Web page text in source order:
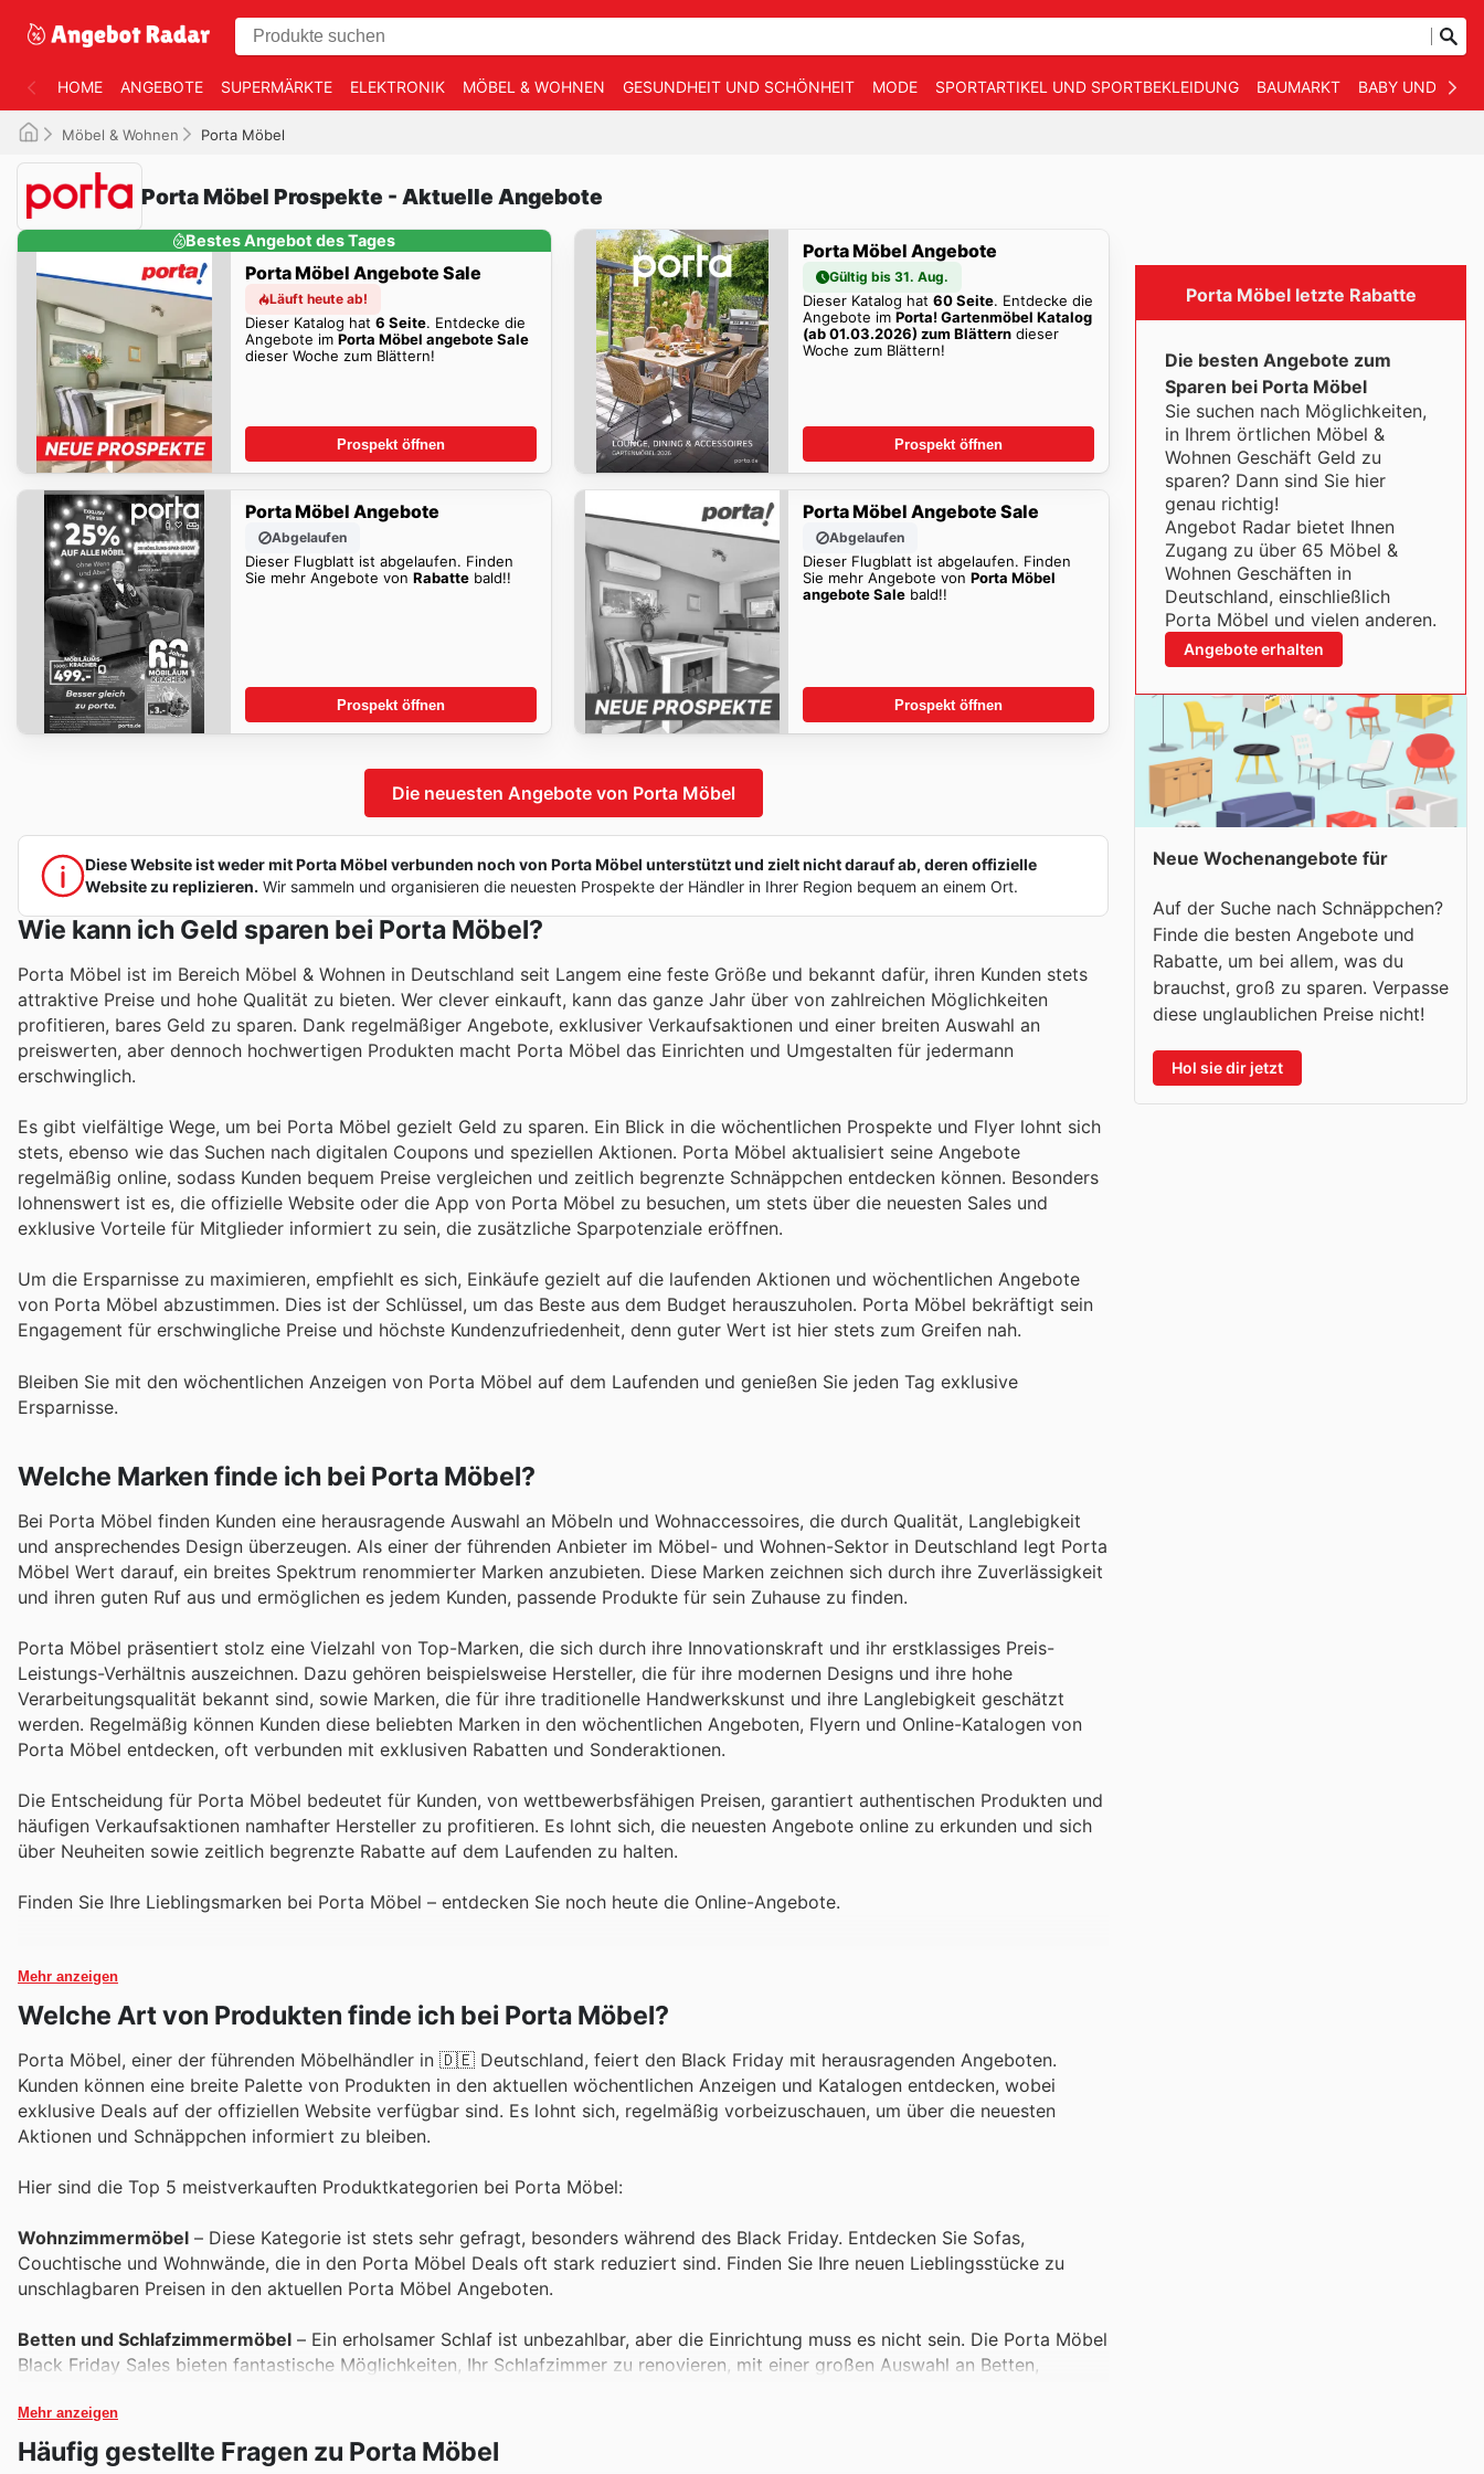
HOME ANGEBOTE SUPERMÄRKTE ELEKTRONIK MÖBEL & WOHNEN GESUNDHEIT UND SCHÖNHEIT MODE SPORTARTIKEL UND SPORTBEKLEIDUNG BAUMARKT BABY UND KIND
Möbel & Wohnen Porta Möbel
Porta Möbel Prospekte - Aktuelle Angebote
Bestes Angebot des Tages
Porta Möbel Angebote Sale
Läuft heute ab!
Dieser Katalog hat 6 Seite. Entdecke die
Angebote im Porta Möbel angebote Sale
dieser Woche zum Blättern!
Prospekt öffnen
Porta Möbel Angebote
Gültig bis 31. Aug.
Dieser Katalog hat60 Seite. Entdecke die
Angebote imPorta! Gartenmöbel Katalog
(ab 01.03.2026) zum Blättern dieser
Woche zum Blättern!
Prospekt öffnen
Porta Möbel Angebote
Abgelaufen
Dieser Flugblatt ist abgelaufen. Finden
Sie mehr Angebote von Rabattebald!!
Prospekt öffnen
Porta Möbel Angebote Sale
Abgelaufen
Dieser Flugblatt ist abgelaufen. Finden
Sie mehr Angebote vonPorta Möbel
angebote Sale bald!!
Prospekt öffnen
Die neuesten Angebote von Porta Möbel
Diese Website ist weder mit Porta Möbel verbunden noch von Porta Möbel unterstützt und zielt nicht darauf ab, deren offizielle
Website zu replizieren. Wir sammeln und organisieren die neuesten Prospekte der Händler in Ihrer Region bequem an einem Ort.
Wie kann ich Geld sparen bei Porta Möbel?
Porta Möbel ist im Bereich Möbel & Wohnen in Deutschland seit Langem eine feste Größe und bekannt dafür, ihren Kunden stets
attraktive Preise und hohe Qualität zu bieten. Wer clever einkauft, kann das ganze Jahr über von zahlreichen Möglichkeiten
profitieren, bares Geld zu sparen. Dank regelmäßiger Angebote, exklusiver Verkaufsaktionen und einer breiten Auswahl an
preiswerten, aber dennoch hochwertigen Produkten macht Porta Möbel das Einrichten und Umgestalten für jedermann
erschwinglich.
Es gibt vielfältige Wege, um bei Porta Möbel gezielt Geld zu sparen. Ein Blick in die wöchentlichen Prospekte und Flyer lohnt sich
stets, ebenso wie das Suchen nach digitalen Coupons und speziellen Aktionen. Porta Möbel aktualisiert seine Angebote
regelmäßig online, sodass Kunden bequem Preise vergleichen und zeitlich begrenzte Schnäppchen entdecken können. Besonders
lohnenswert ist es, die offizielle Website oder die App von Porta Möbel zu besuchen, um stets über die neuesten Sales und
exklusive Vorteile für Mitglieder informiert zu sein, die zusätzliche Sparpotenziale eröffnen.
Um die Ersparnisse zu maximieren, empfiehlt es sich, Einkäufe gezielt auf die laufenden Aktionen und wöchentlichen Angebote
von Porta Möbel abzustimmen. Dies ist der Schlüssel, um das Beste aus dem Budget herauszuholen. Porta Möbel bekräftigt sein
Engagement für erschwingliche Preise und höchste Kundenzufriedenheit, denn guter Wert ist hier stets zum Greifen nah.
Bleiben Sie mit den wöchentlichen Anzeigen von Porta Möbel auf dem Laufenden und genießen Sie jeden Tag exklusive
Ersparnisse.
Welche Marken finde ich bei Porta Möbel?
Bei Porta Möbel finden Kunden eine herausragende Auswahl an Möbeln und Wohnaccessoires, die durch Qualität, Langlebigkeit
und ansprechendes Design überzeugen. Als einer der führenden Anbieter im Möbel- und Wohnen-Sektor in Deutschland legt Porta
Möbel Wert darauf, ein breites Spektrum renommierter Marken anzubieten. Diese Marken zeichnen sich durch ihre Zuverlässigkeit
und ihren guten Ruf aus und ermöglichen es jedem Kunden, passende Produkte für sein Zuhause zu finden.
Porta Möbel präsentiert stolz eine Vielzahl von Top-Marken, die sich durch ihre Innovationskraft und ihr erstklassiges Preis-
Leistungs-Verhältnis auszeichnen. Dazu gehören beispielsweise Hersteller, die für ihre modernen Designs und ihre hohe
Verarbeitungsqualität bekannt sind, sowie Marken, die für ihre traditionelle Handwerkskunst und ihre Langlebigkeit geschätzt
werden. Regelmäßig können Kunden diese beliebten Marken in den wöchentlichen Angeboten, Flyern und Online-Katalogen von
Porta Möbel entdecken, oft verbunden mit exklusiven Rabatten und Sonderaktionen.
Die Entscheidung für Porta Möbel bedeutet für Kunden, von wettbewerbsfähigen Preisen, garantiert authentischen Produkten und
häufigen Verkaufsaktionen namhafter Hersteller zu profitieren. Es lohnt sich, die neuesten Angebote online zu erkunden und sich
über Neuheiten sowie zeitlich begrenzte Rabatte auf dem Laufenden zu halten.
Finden Sie Ihre Lieblingsmarken bei Porta Möbel – entdecken Sie noch heute die Online-Angebote.
Mehr anzeigen
Welche Art von Produkten finde ich bei Porta Möbel?
Porta Möbel, einer der führenden Möbelhändler in 🇩🇪 Deutschland, feiert den Black Friday mit herausragenden Angeboten.
Kunden können eine breite Palette von Produkten in den aktuellen wöchentlichen Anzeigen und Katalogen entdecken, wobei
exklusive Deals auf der offiziellen Website verfügbar sind. Es lohnt sich, regelmäßig vorbeizuschauen, um über die neuesten
Aktionen und Schnäppchen informiert zu bleiben.
Hier sind die Top 5 meistverkauften Produktkategorien bei Porta Möbel:
Wohnzimmermöbel – Diese Kategorie ist stets sehr gefragt, besonders während des Black Friday. Entdecken Sie Sofas,
Couchtische und Wohnwände, die in den Porta Möbel Deals oft stark reduziert sind. Finden Sie Ihre neuen Lieblingsstücke zu
unschlagbaren Preisen in den aktuellen Porta Möbel Angeboten.
Betten und Schlafzimmermöbel – Ein erholsamer Schlaf ist unbezahlbar, aber die Einrichtung muss es nicht sein. Die Porta Möbel
Black Friday Sales bieten fantastische Möglichkeiten, Ihr Schlafzimmer zu renovieren, mit einer großen Auswahl an Betten,
Esstische und Stühle – Für gesellige Runden und gemeinsame Mahlzeiten sind hochwertige Esstische und passende Stühle
unerlässlich. Während des Black Friday finden Sie bei Porta Möbel attraktive Angebote für Essgruppen, die perfekt zu jedem
Mehr anzeigen
Häufig gestellte Fragen zu Porta Möbel
Porta Möbel letzte Rabatte
Die besten Angebote zum
Sparen bei Porta Möbel
Sie suchen nach Möglichkeiten,
in Ihrem örtlichen Möbel &
Wohnen Geschäft Geld zu
sparen? Dann sind Sie hier
genau richtig!
Angebot Radar bietet Ihnen
Zugang zu über 65 Möbel &
Wohnen Geschäften in
Deutschland, einschließlich
Porta Möbel und vielen anderen.
Angebote erhalten
Neue Wochenangebote für
Auf der Suche nach Schnäppchen?
Finde die besten Angebote und
Rabatte, um bei allem, was du
brauchst, groß zu sparen. Verpasse
diese unglaublichen Preise nicht!
Hol sie dir jetzt